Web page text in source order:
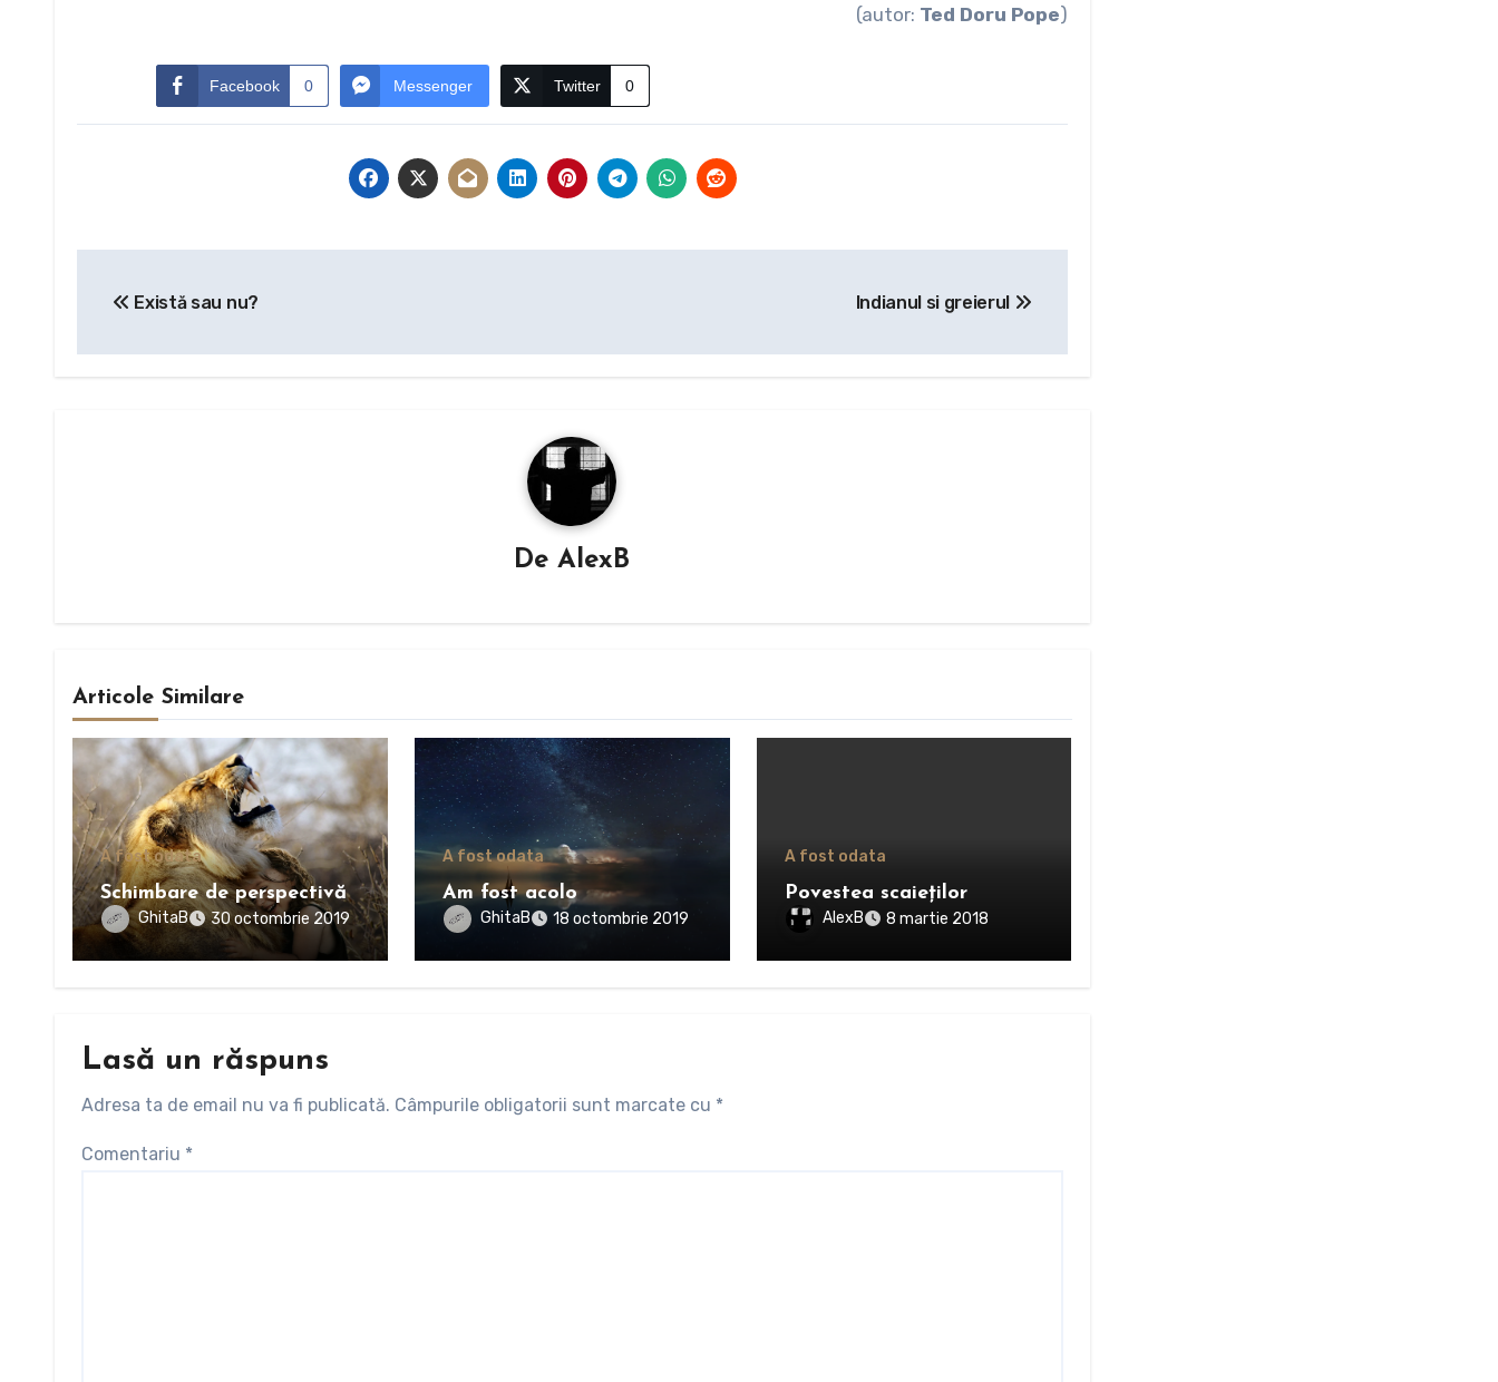
(autor: Ted Doru Pope)
Facebook 0 Messenger Twitter 0
articole
Există sau nu? Indianul si greierul
DeAlexB
Articole Similare
A fost odata
Schimbare de perspectivă
GhitaB 30 octombrie 2019
A fost odata
Am fost acolo
GhitaB 18 octombrie 2019
A fost odata
Povestea scaieţilor
AlexB 8 martie 2018
Lasă un răspuns
Adresa ta de email nu va fi publicată. Câmpurile obligatorii sunt marcate cu *
Comentariu *